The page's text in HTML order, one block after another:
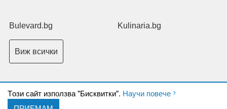
Tози сайт използва "Бисквитки". Научи повече
Bulevard.bg Kulinaria.bg
Виж всички